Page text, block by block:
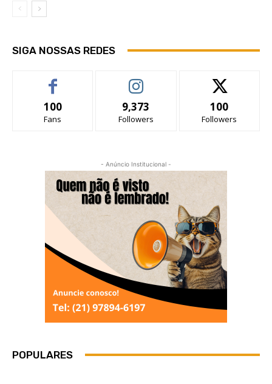
SIGA NOSSAS REDES
100
Fans
9,373
Followers
100
Followers
- Anúncio Institucional -
POPULARES